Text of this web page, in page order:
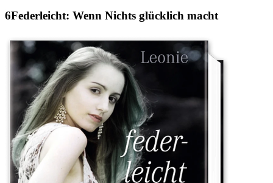
Federleicht: Wenn Nichts glücklich macht